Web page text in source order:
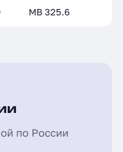
MB 325.6
по России